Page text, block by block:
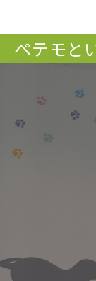
ペテモと